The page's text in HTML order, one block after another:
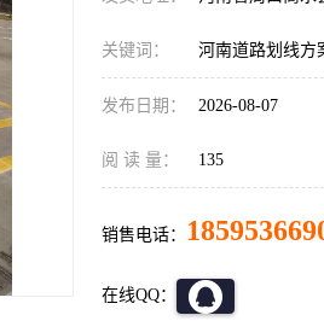
关键词： 河南道路划线方
发布日期： 2026-08-07
阅 读 量： 135
销售电话：
在线QQ：